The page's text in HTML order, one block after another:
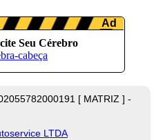
[ MATRIZ ] -
LTDA